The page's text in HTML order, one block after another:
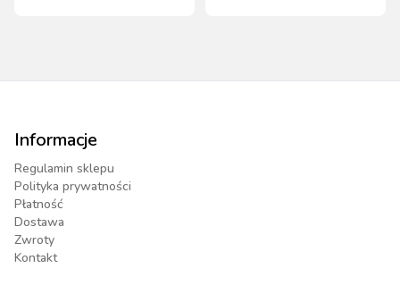
Informacje
Regulamin sklepu
Polityka prywatności
Płatność
Dostawa
Zwroty
Kontakt